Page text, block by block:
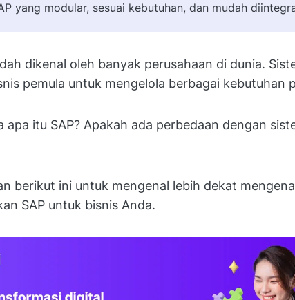
yang modular, sesuai kebutuhan, dan mudah
dikenal oleh banyak perusahaan di dunia.
pemula untuk mengelola berbagai kebutuhan
apa itu SAP? Apakah ada perbedaan dengan
berikut ini untuk mengenal lebih dekat
SAP untuk bisnis Anda.